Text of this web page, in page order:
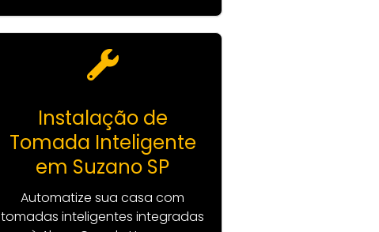
Instalação de
Tomada Inteligente
em Suzano SP
Automatize sua casa com
tomadas inteligentes integradas